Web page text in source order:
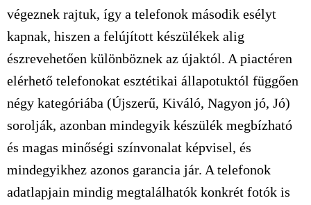
végeznek rajtuk, így a telefonok második esélyt
kapnak, hiszen a felújított készülékek alig
észrevehetően különböznek az újaktól. A piactéren
elérhető telefonokat esztétikai állapotuktól függően
négy kategóriába (Újszerű, Kiváló, Nagyon jó, Jó)
sorolják, azonban mindegyik készülék megbízható
és magas minőségi színvonalat képvisel, és
mindegyikhez azonos garancia jár. A telefonok
adatlapjain mindig megtalálhatók konkrét fotók is